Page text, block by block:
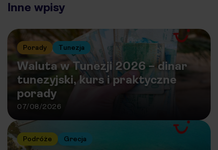
Inne wpisy
Porady Tunezja
Waluta w Tunezji 2026 – dinar
tunezyjski, kurs i praktyczne
porady
07/08/2026
Podróże Grecja